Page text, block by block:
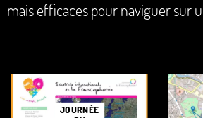
mais efficaces pour naviguer sur
JOURNÉE